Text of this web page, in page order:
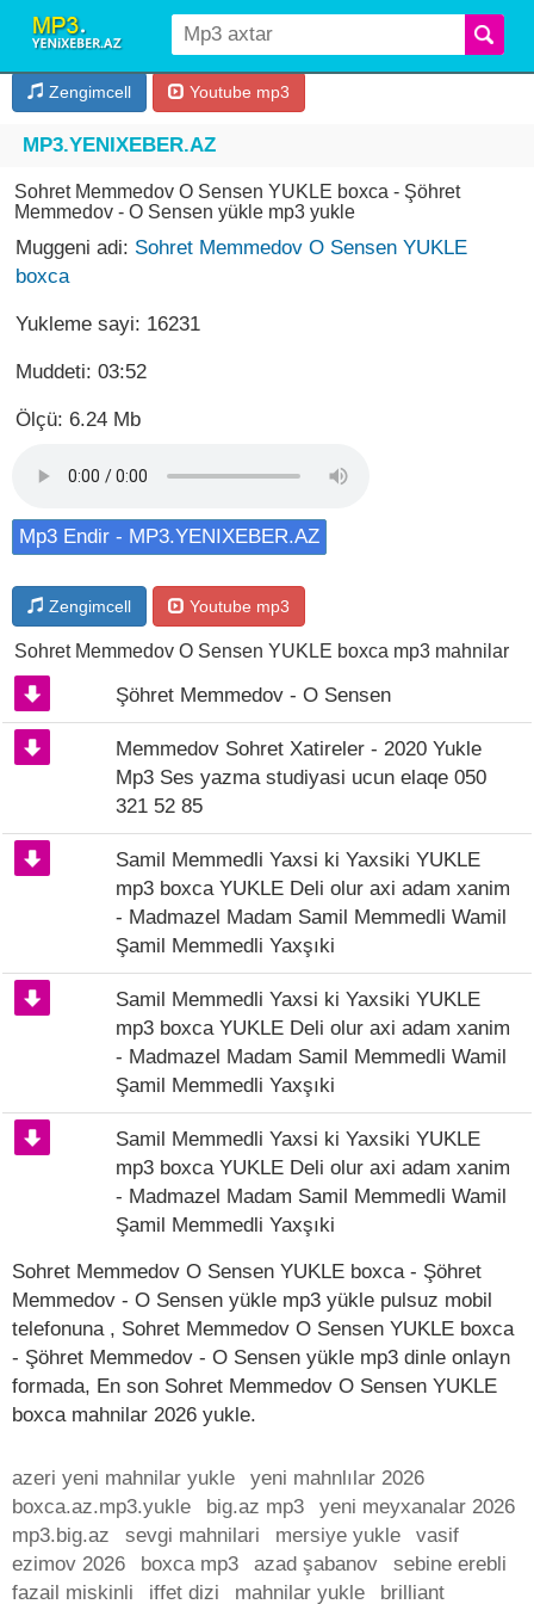
Zengimcell Youtube mp3
MP3.YENIXEBER.AZ
Sohret Memmedov O Sensen YUKLE boxca - Şöhret
Memmedov - O Sensen yükle mp3 yukle
Muggeni adi: Sohret Memmedov O Sensen YUKLE
boxca
Yukleme sayi: 16231
Muddeti: 03:52
Ölçü: 6.24 Mb
Mp3 Endir - MP3.YENIXEBER.AZ
Zengimcell Youtube mp3
Sohret Memmedov O Sensen YUKLE boxca mp3 mahnilar
Şöhret Memmedov - O Sensen
Memmedov Sohret Xatireler - 2020 Yukle
Mp3 Ses yazma studiyasi ucun elaqe 050
321 52 85
Samil Memmedli Yaxsi ki Yaxsiki YUKLE
mp3 boxca YUKLE Deli olur axi adam xanim
- Madmazel Madam Samil Memmedli Wamil
Şamil Memmedli Yaxşıki
Samil Memmedli Yaxsi ki Yaxsiki YUKLE
mp3 boxca YUKLE Deli olur axi adam xanim
- Madmazel Madam Samil Memmedli Wamil
Şamil Memmedli Yaxşıki
Samil Memmedli Yaxsi ki Yaxsiki YUKLE
mp3 boxca YUKLE Deli olur axi adam xanim
- Madmazel Madam Samil Memmedli Wamil
Şamil Memmedli Yaxşıki
Sohret Memmedov O Sensen YUKLE boxca - Şöhret
Memmedov - O Sensen yükle mp3 yükle pulsuz mobil
telefonuna , Sohret Memmedov O Sensen YUKLE boxca
- Şöhret Memmedov - O Sensen yükle mp3 dinle onlayn
formada, En son Sohret Memmedov O Sensen YUKLE
boxca mahnilar 2026 yukle.
azeri yeni mahnilar yukle
yeni mahnlılar 2026
boxca.az.mp3.yukle
big.az mp3
yeni meyxanalar 2026
mp3.big.az
sevgi mahnilari mersiye yukle
vasif
ezimov 2026
boxca mp3 azad şabanov
sebine erebli
fazail miskinli
iffet dizi mahnilar yukle brilliant